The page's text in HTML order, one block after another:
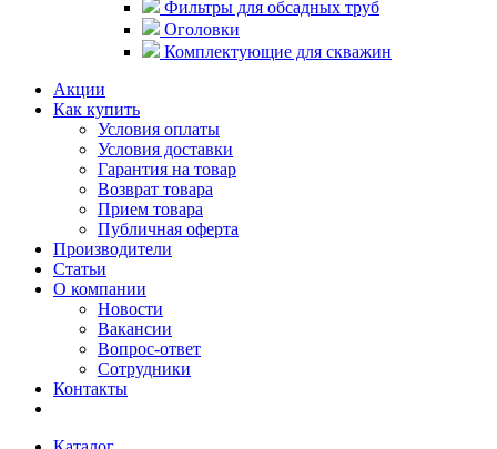
Фильтры для обсадных труб
Оголовки
Комплектующие для скважин
Акции
Как купить
Условия оплаты
Условия доставки
Гарантия на товар
Возврат товара
Прием товара
Публичная оферта
Производители
Статьи
О компании
Новости
Вакансии
Вопрос-ответ
Сотрудники
Контакты